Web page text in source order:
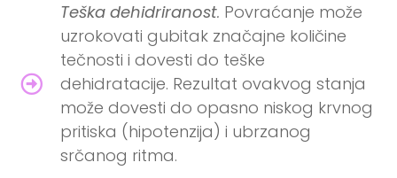
Teška dehidriranost. Povraćanje može
uzrokovati gubitak značajne količine
tečnosti i dovesti do teške
dehidratacije. Rezultat ovakvog stanja
može dovesti do opasno niskog krvnog
pritiska (hipotenzija) i ubrzanog
srčanog ritma.